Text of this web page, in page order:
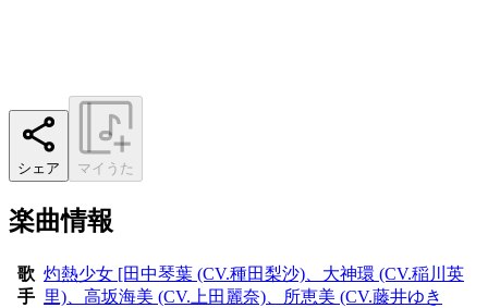
シェア マイうた
楽曲情報
歌
手
灼熱少女 [田中琴葉 (CV.種田梨沙)、大神環 (CV.稲川英
里)、高坂海美 (CV.上田麗奈)、所恵美 (CV.藤井ゆき